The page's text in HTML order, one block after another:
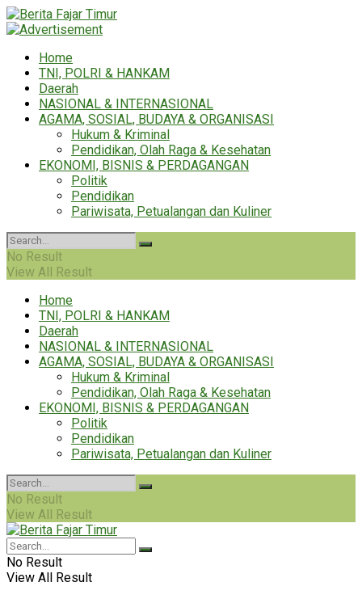
Home
TNI, POLRI & HANKAM
Daerah
NASIONAL & INTERNASIONAL
AGAMA, SOSIAL, BUDAYA & ORGANISASI
Hukum & Kriminal
Pendidikan, Olah Raga & Kesehatan
EKONOMI, BISNIS & PERDAGANGAN
Politik
Pendidikan
Pariwisata, Petualangan dan Kuliner
No Result
View All Result
Home
TNI, POLRI & HANKAM
Daerah
NASIONAL & INTERNASIONAL
AGAMA, SOSIAL, BUDAYA & ORGANISASI
Hukum & Kriminal
Pendidikan, Olah Raga & Kesehatan
EKONOMI, BISNIS & PERDAGANGAN
Politik
Pendidikan
Pariwisata, Petualangan dan Kuliner
No Result
View All Result
No Result
View All Result